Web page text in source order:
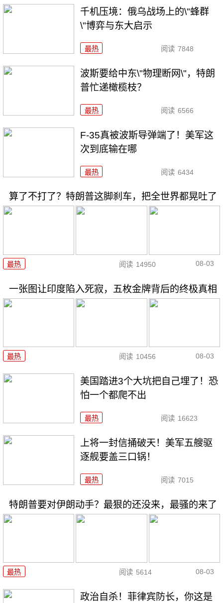
千机压境：俄乌战场上的\"蜂群
\"博弈与东大启示
最热 阅读 7848
波斯要给中东\"物理断网\"，特朗
普忙递橄榄枝？
最热 阅读 6566
F-35真被波斯导弹端了！美军这
次到底输在哪
最热 阅读 6434
算了不打了？特朗普这脚刹车，把全世界都晃吐了
最热 阅读 14950 08-03
一张图让印度陷入死寂，五枚金牌背后的终极真相
最热 阅读 10456 08-03
美国踏进3个大坑把自己埋了！恐
怕一个都爬不出
最热 阅读 16623
上将一封信捅破天！美军五艘驱
逐舰要盖三口锅！
最热 阅读 7015
特朗普要对伊朗动手？最狠的还没来，最骚的来了
最热 阅读 5614 08-03
政治自杀！菲律宾防长，你这是